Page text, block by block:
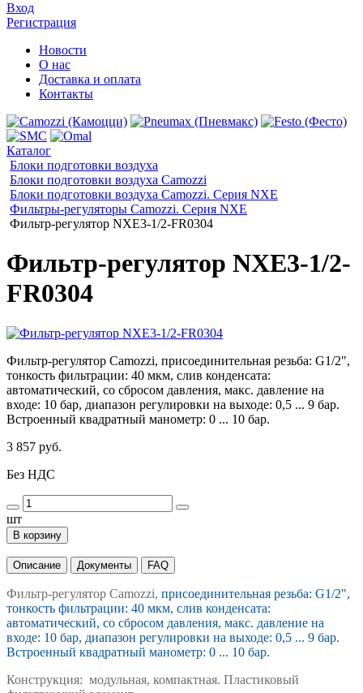
Вход
Регистрация
Новости
О нас
Доставка и оплата
Контакты
Каталог
Блоки подготовки воздуха
Блоки подготовки воздуха Camozzi
Блоки подготовки воздуха Camozzi. Серия NXE
Фильтры-регуляторы Camozzi. Серия NXE
Фильтр-регулятор NXE3-1/2-FR0304
Фильтр-регулятор NXE3-1/2-
FR0304
Фильтр-регулятор Camozzi, присоединительная резьба: G1/2",
тонкость фильтрации: 40 мкм, слив конденсата:
автоматический, со сбросом давления, макс. давление на
входе: 10 бар, диапазон регулировки на выходе: 0,5 ... 9 бар.
Встроенный квадратный манометр: 0 ... 10 бар.
3 857 руб.
Без НДС
шт
В корзину
Описание Документы FAQ
Фильтр-регулятор Camozzi, присоединительная резьба: G1/2",
тонкость фильтрации: 40 мкм, слив конденсата:
автоматический, со сбросом давления, макс. давление на
входе: 10 бар, диапазон регулировки на выходе: 0,5 ... 9 бар.
Встроенный квадратный манометр: 0 ... 10 бар.
Конструкция: модульная, компактная. Пластиковый